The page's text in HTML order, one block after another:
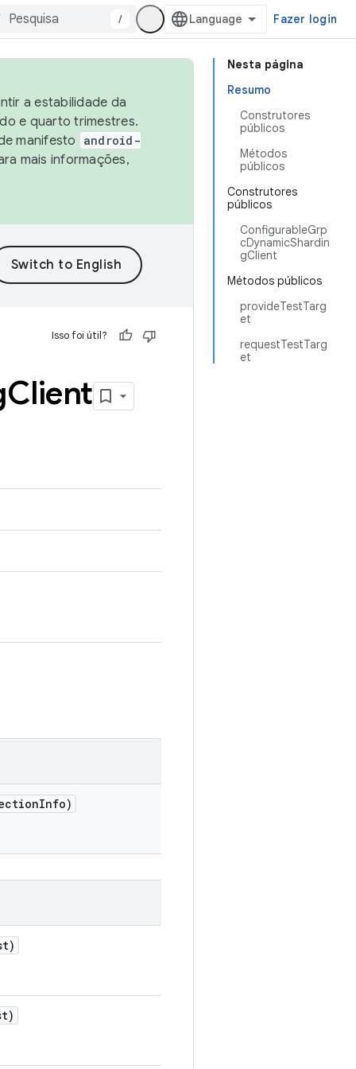
/ Fazer login
Nesta página
Resumo
Construtores
públicos
Métodos
públicos
Construtores
públicos
ConfigurableGrp
cDynamicShardin
gClient
Métodos públicos
provideTestTarg
et
requestTestTarg
et
a estabilidade da
e quarto trimestres.
manifesto
android-
mais informações,
Isso foi útil?
Client
Info)